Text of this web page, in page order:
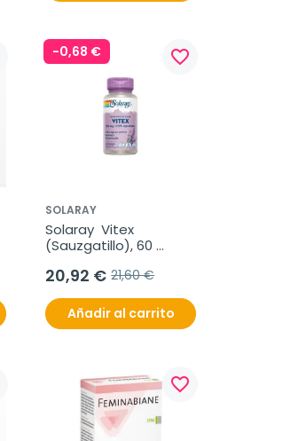
-0,68 € favorite_border
SOLARAY
Solaray  Vitex
(Sauzgatillo), 60
20,92 € 21,60 €
Añadir al carrito
favorite_border